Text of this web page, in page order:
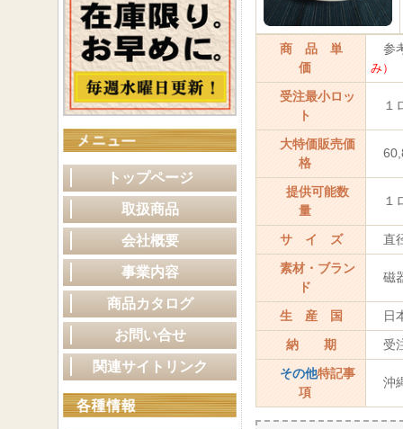
商 品 単
価
参
み）
受注最小ロッ
ト
１
大特価販売価
格
提供可能数
量
１
サ イ ズ
直
素材・ブラン
ド
磁
生 産 国
日
納 期
受
その他特記事
項
沖
トップページ
取扱商品
会社概要
事業内容
商品カタログ
お問い合せ
関連サイトリンク